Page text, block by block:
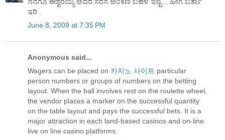
ಇರಿ .
June 8, 2009 at 7:35 PM
Anonymous said...
Wagers can be placed on 카지노 사이트 particular
person numbers or groups of numbers on the betting
layout. When the ball involves rest on the roulette wheel,
the vendor places a marker on the successful quantity
on the table layout and pays the successful bets. It is a
major attraction in each land-based casinos and on-line
live on line casino platforms.